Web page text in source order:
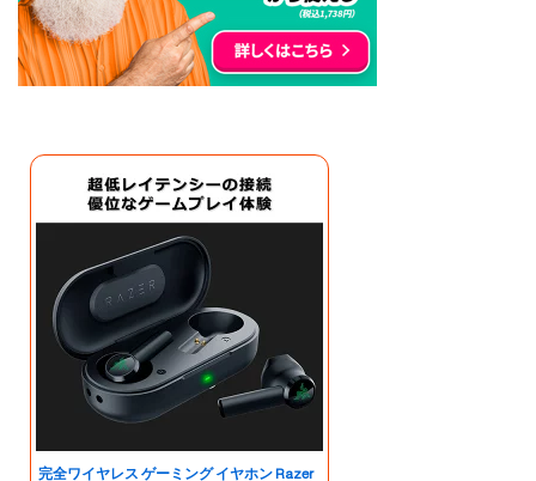
完全ワイヤレス ゲーミング イヤホン Razer